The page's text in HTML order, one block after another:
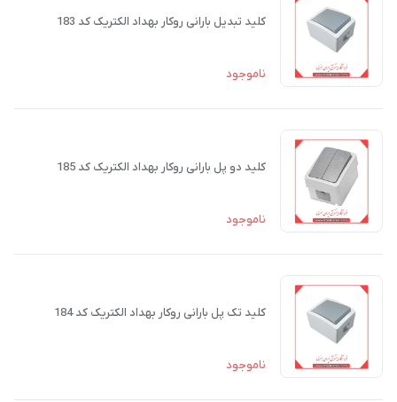
کلید تبدیل بارانی روکار بهداد الکتریک کد 183
ناموجود
کلید دو پل بارانی روکار بهداد الکتریک کد 185
ناموجود
کلید تک پل بارانی روکار بهداد الکتریک کد 184
ناموجود